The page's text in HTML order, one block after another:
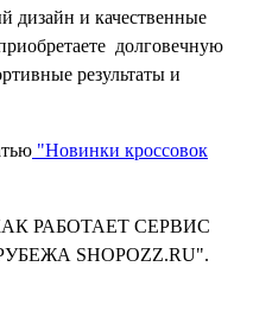
дизайн и качественные
долговечную
результаты и
"Новинки кроссовок
РАБОТАЕТ СЕРВИС
SHOPOZZ.RU".